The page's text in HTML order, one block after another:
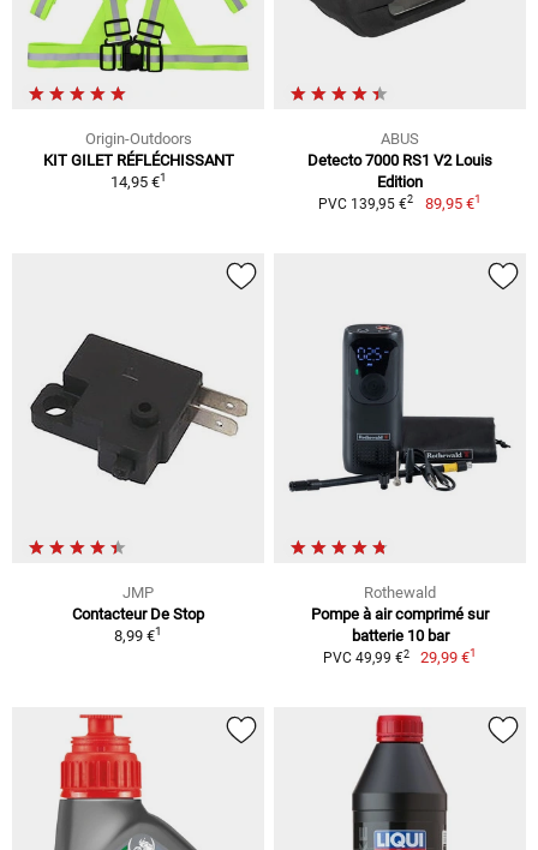
Origin-Outdoors
KIT GILET RÉFLÉCHISSANT
14,95 €1
ABUS
Detecto 7000 RS1 V2 Louis
Edition
PVC 139,95 €2 89,95 €1
JMP
Contacteur De Stop
8,99 €1
Rothewald
Pompe à air comprimé sur
batterie 10 bar
PVC 49,99 €2 29,99 €1